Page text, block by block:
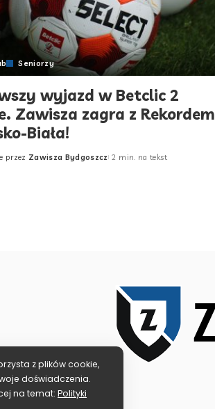
Seniorzy
wyjazd w Betclic 2
Zawisza zagra z Rekordem
Biała!
przez Zawisza Bydgoszcz 2 min. na tekst
z plików cookie,
doświadczenia.
na temat: Polityki